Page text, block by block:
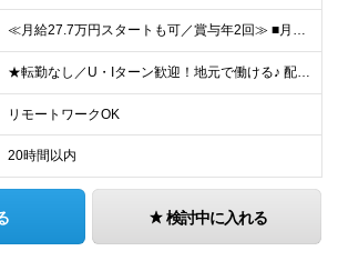
≪月給27.7万円スタートも可／賞与年2回≫ ■月給21万円～27.7万円＋各種手当＋賞与年2回 ※給与は勤務地に応じて変更します ※年齢や経験・スキルなどを考慮して決定します ※時間外手当は全額支給
★転勤なし／U・Iターン歓迎！地元で働ける♪ 配属先：東京・神奈川・千葉・長野・石川・大阪・福岡・札幌・愛知・広島にある『NTTドコモ』グループ 《勤務地一覧》 ■東京 ・東京都新宿区新宿4-1-6
リモートワークOK
20時間以内
検討中に入れる